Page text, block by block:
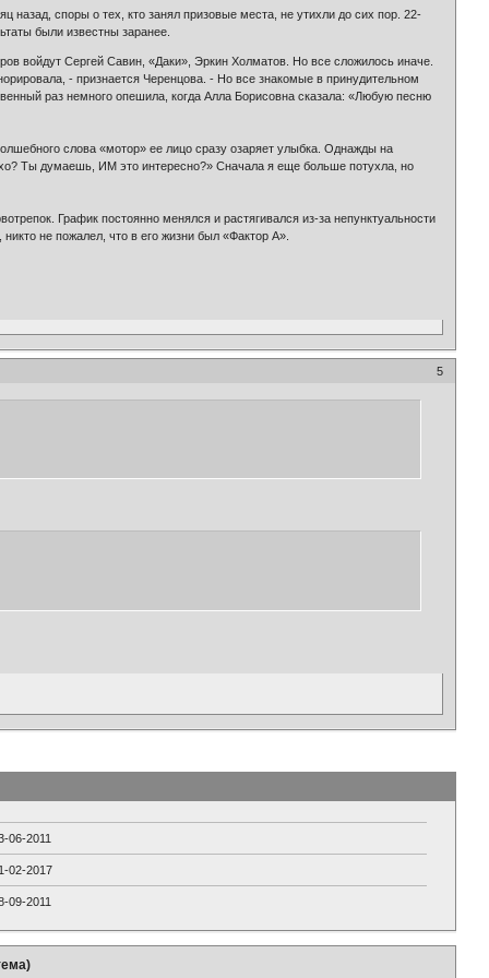
споры о тех, кто занял призовые места, не утихли до сих пор. 22-
были известны заранее.
войдут Сергей Савин, «Даки», Эркин Холматов. Но все сложилось иначе.
- признается Черенцова. - Но все знакомые в принудительном
раз немного опешила, когда Алла Борисовна сказала: «Любую песню
слова «мотор» ее лицо сразу озаряет улыбка. Однажды на
Ты думаешь, ИМ это интересно?» Сначала я еще больше потухла, но
График постоянно менялся и растягивался из-за непунктуальности
не пожалел, что в его жизни был «Фактор А».
5
06-2011
02-2017
09-2011